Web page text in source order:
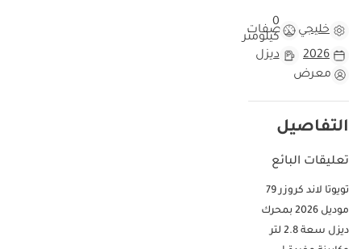
خليجي مواصفات
0
كيلومتر
2026
ديزل
معرض
التفاصيل
تعليقات البائع
تويوتا لاند كروزر 79
موديل 2026 بمحرك
ديزل سعة 2.8 لتر